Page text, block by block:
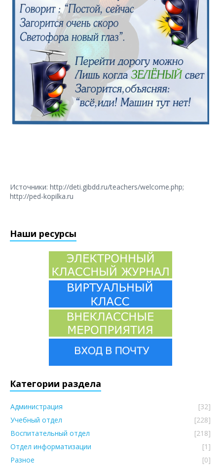
Источники: http://deti.gibdd.ru/teachers/welcome.php;
http://ped-kopilka.ru
Наши ресурсы
Категории раздела
Администрация
[32]
Учебный отдел
[228]
Воспитательный отдел
[218]
Отдел информатизации
[1]
Разное
[0]